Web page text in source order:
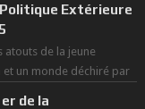
Politique Extérieure
de la jeune
un monde déchiré par
de la